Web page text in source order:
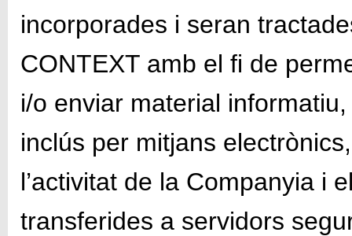
incorporades i seran
CONTEXT amb el fi de
i/o enviar material
inclús per mitjans
l’activitat de la Companyia i
transferides a servidors